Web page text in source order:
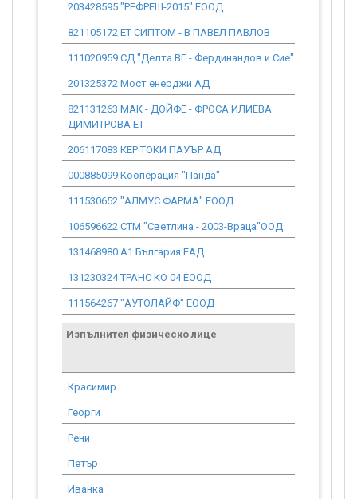
203428595 "РЕФРЕШ-2015" ЕООД
821105172 ЕТ СИПТОМ - В ПАВЕЛ ПАВЛОВ
111020959 СД "Делта ВГ - Фердинандов и Сие"
201325372 Мост енерджи АД
821131263 МАК - ДОЙФЕ - ФРОСА ИЛИЕВА
ДИМИТРОВА ЕТ
206117083 КЕР ТОКИ ПАУЪР АД
000885099 Кооперация "Панда"
111530652 "АЛМУС ФАРМА" ЕООД
106596622 СТМ "Светлина - 2003-Враца"ООД
131468980 А1 България ЕАД
131230324 ТРАНС КО 04 ЕООД
111564267 "АУТОЛАЙФ" ЕООД
Изпълнител физическо лице
Красимир
Георги
Рени
Петър
Иванка